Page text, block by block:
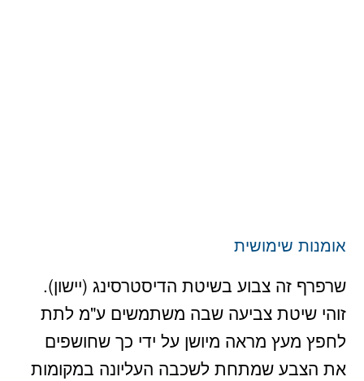
אומנות שימושית
שרפרף זה צבוע בשיטת הדיסטרסינג (יישון).
זוהי שיטת צביעה שבה משתמשים ע"מ לתת
לחפץ מעץ מראה מיושן על ידי כך שחושפים
את הצבע שמתחת לשכבה העליונה במקומות